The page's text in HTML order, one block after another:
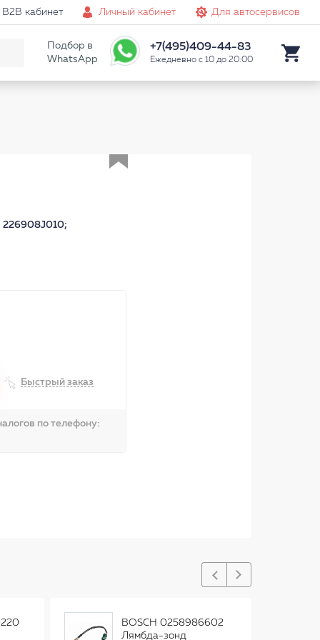
B2B кабинет Личный кабинет Для автосервисов
Подбор в
WhatsApp
+7(495)409-44-83
Ежедневно с 10 до 20:00
226908J010;
Быстрый заказ
по телефону:
BOSCH 0258986602
Лямбда-зонд